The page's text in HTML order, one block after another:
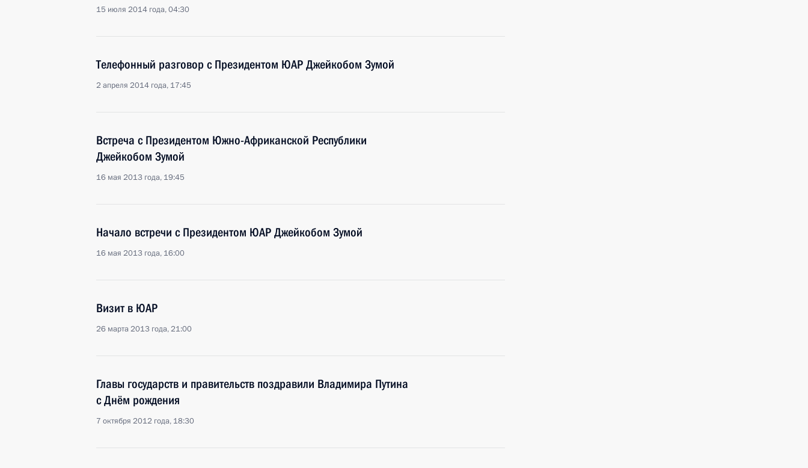
15 июля 2014 года, 04:30
Телефонный разговор с Президентом ЮАР Джейкобом Зумой
2 апреля 2014 года, 17:45
Встреча с Президентом Южно-Африканской Республики
Джейкобом Зумой
16 мая 2013 года, 19:45
Начало встречи с Президентом ЮАР Джейкобом Зумой
16 мая 2013 года, 16:00
Визит в ЮАР
26 марта 2013 года, 21:00
Главы государств и правительств поздравили Владимира Путина
с Днём рождения
7 октября 2012 года, 18:30